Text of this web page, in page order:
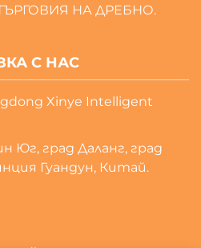
НА ДРЕБНО.
С НАС
Xinye Intelligent
Юг, град Даланг, град
Гуандун, Китай.